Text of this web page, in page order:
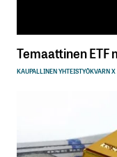
Temaattinen
KAUPALLINEN YHTEISTYÖKVARN X